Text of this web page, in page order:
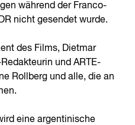
während der Franco-
nicht gesendet wurde.
des Films, Dietmar
und ARTE-
Rollberg und alle, die an
eine argentinische